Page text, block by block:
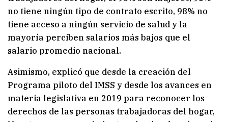
no tiene ningún tipo de contrato escrito, 98% no
tiene acceso a ningún servicio de salud y la
mayoría perciben salarios más bajos que el
salario promedio nacional.
Asimismo, explicó que desde la creación del
Programa piloto del IMSS y desde los avances en
materia legislativa en 2019 para reconocer los
derechos de las personas trabajadoras del hogar,